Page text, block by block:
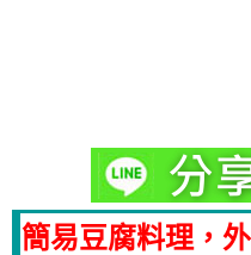
簡易豆腐料理，